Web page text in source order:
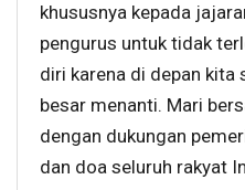
khususnya kepada
pengurus untuk tidak
diri karena di depan kita
besar menanti. Mari
dengan dukungan
dan doa seluruh rakyat